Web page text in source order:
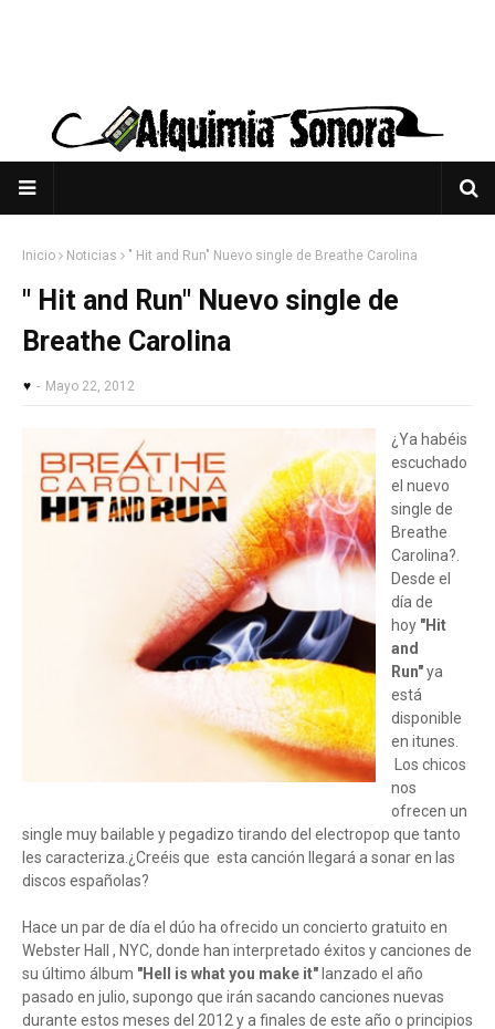
Inicio Noticias " Hit and Run" Nuevo single de Breathe Carolina
" Hit and Run" Nuevo single de
Breathe Carolina
♥ - Mayo 22, 2012
¿Ya habéis
escuchado
el nuevo
single de
Breathe
Carolina?.
Desde el
día de
hoy "Hit
and
Run"ya
está
disponible
en itunes.
Los chicos
nos
ofrecen un
single muy bailable y pegadizo tirando del electropop que tanto
les caracteriza.¿Creéis que esta canción llegará a sonar en las
discos españolas?
Hace un par de día el dúo ha ofrecido un concierto gratuito en
Webster Hall , NYC, donde han interpretado éxitos y canciones de
su último álbum "Hell is what you make it" lanzado el año
pasado en julio, supongo que irán sacando canciones nuevas
durante estos meses del 2012 y a finales de este año o principios